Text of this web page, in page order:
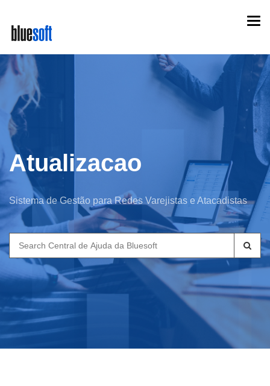
main
content
Atualizacao
Sistema de Gestão para Redes Varejistas e Atacadistas
Search
for: